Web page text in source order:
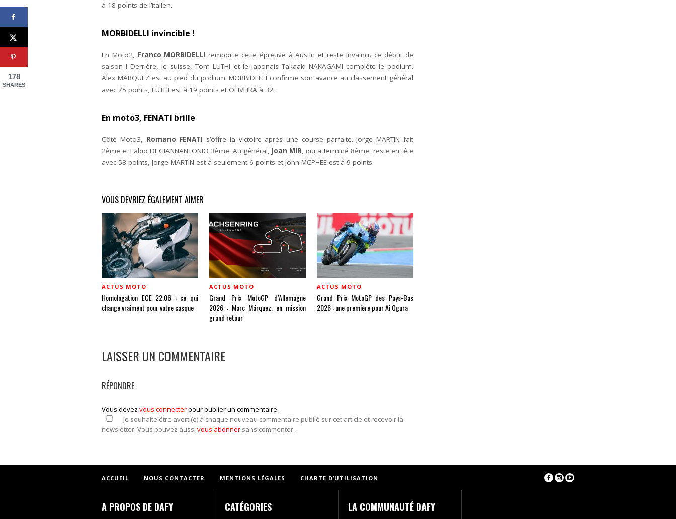
à 18 points de l’italien.
MORBIDELLI invincible !
En Moto2, Franco MORBIDELLI remporte cette épreuve à Austin et reste invaincu ce début de
saison ! Derrière, le suisse, Tom LUTHI et le japonais Takaaki NAKAGAMI complète le podium.
Alex MARQUEZ est au pied du podium. MORBIDELLI confirme son avance au classement général
avec 75 points, LUTHI est à 19 points et OLIVEIRA à 32.
En moto3, FENATI brille
Côté Moto3, Romano FENATI s’offre la victoire après une course parfaite. Jorge MARTIN fait
2ème et Fabio DI GIANNANTONIO 3ème. Au général, Joan MIR, qui a terminé 8ème, reste en tête
avec 58 points, Jorge MARTIN est à seulement 6 points et John MCPHEE est à 9 points.
VOUS DEVRIEZ ÉGALEMENT AIMER
ACTUS MOTO
Homologation ECE 22.06 : ce qui
change vraiment pour votre casque
ACTUS MOTO
Grand Prix MotoGP d’Allemagne
2026 : Marc Márquez, en mission
grand retour
ACTUS MOTO
Grand Prix MotoGP des Pays-Bas
2026 : une première pour Ai Ogura
LAISSER UN COMMENTAIRE
RÉPONDRE
Vous devez vous connecterpour publier un commentaire.
Je souhaite être averti(e) à chaque nouveau commentaire publié sur cet article et recevoir la
newsletter. Vous pouvez aussi vous abonner sans commenter.
ACCUEIL NOUS CONTACTER MENTIONS LÉGALES CHARTE D’UTILISATION
A PROPOS DE DAFY CATÉGORIES LA COMMUNAUTÉ DAFY
178
SHARES